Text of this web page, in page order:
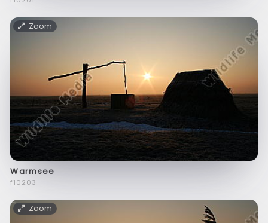
Zoom
Warmsee
f10203
Zoom